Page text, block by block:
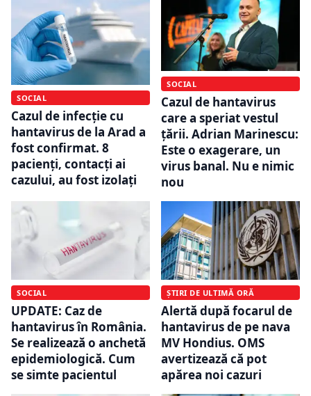
SOCIAL
Cazul de infecţie cu
hantavirus de la Arad a
fost confirmat. 8
pacienţi, contacţi ai
cazului, au fost izolaţi
SOCIAL
Cazul de hantavirus
care a speriat vestul
țării. Adrian Marinescu:
Este o exagerare, un
virus banal. Nu e nimic
nou
SOCIAL
UPDATE: Caz de
hantavirus în România.
Se realizează o anchetă
epidemiologică. Cum
se simte pacientul
ȘTIRI DE ULTIMĂ ORĂ
Alertă după focarul de
hantavirus de pe nava
MV Hondius. OMS
avertizează că pot
apărea noi cazuri